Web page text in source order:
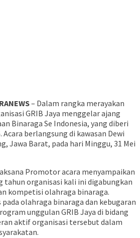
– Dalam rangka merayakan
GRIB Jaya menggelar ajang
Binaraga Se Indonesia, yang diberi
Acara berlangsung di kawasan Dewi
Jawa Barat, pada hari Minggu, 31 Mei
Promotor acara menyampaikan
tahun organisasi kali ini digabungkan
kompetisi olahraga binaraga.
olahraga binaraga dan kebugaran
unggulan GRIB Jaya di bidang
aktif organisasi tersebut dalam